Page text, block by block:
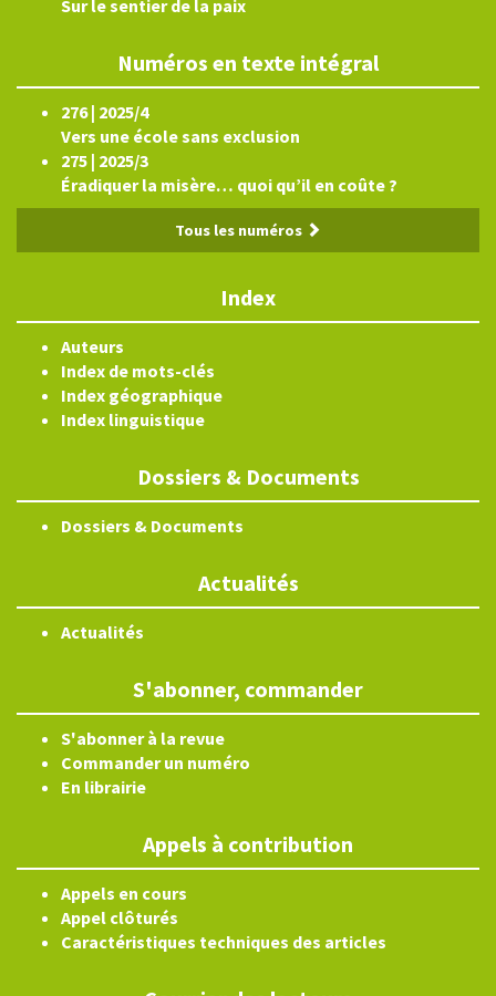
Sur le sentier de la paix
Numéros en texte intégral
276 | 2025/4
Vers une école sans exclusion
275 | 2025/3
Éradiquer la misère… quoi qu’il en coûte ?
Tous les numéros
Index
Auteurs
Index de mots-clés
Index géographique
Index linguistique
Dossiers & Documents
Dossiers & Documents
Actualités
Actualités
S'abonner, commander
S'abonner à la revue
Commander un numéro
En librairie
Appels à contribution
Appels en cours
Appel clôturés
Caractéristiques techniques des articles